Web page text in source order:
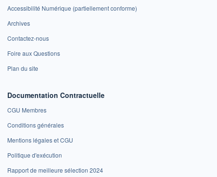
Accessibilité Numérique (partiellement conforme)
Archives
Contactez-nous
Foire aux Questions
Plan du site
Documentation Contractuelle
CGU Membres
Conditions générales
Mentions légales et CGU
Politique d'exécution
Rapport de meilleure sélection 2024